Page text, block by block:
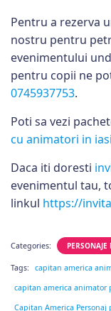
Pentru a rezerva
nostru pentru
evenimentului
pentru copii ne
0745937753.
Poti sa vezi
cu animatori in iasi
Daca iti doresti
evenimentul tau,
linkul https://
Categories:
Tags:
capitan america
capitan america animator
Capitan America Personaj